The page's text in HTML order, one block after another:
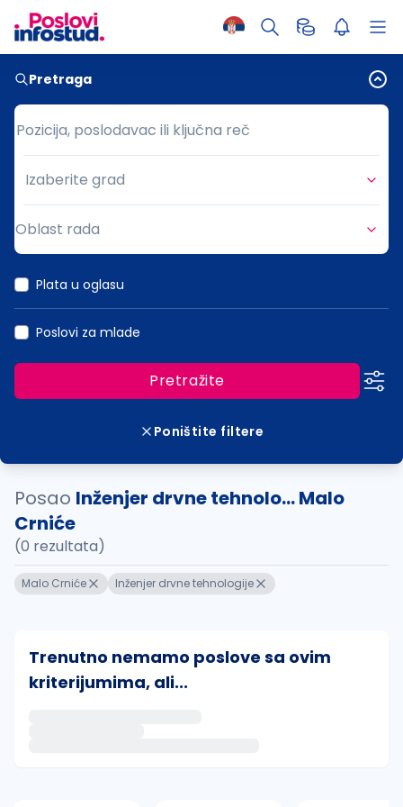
Pretraga
Pozicija, poslodavac ili ključna reč
Pozicija, poslodavac ili ključna reč
Grad
Izaberite grad
Oblast rada
Plata u oglasu
Poslovi za mlade
Pretražite
Poništite filtere
Posao Inženjer drvne tehnolo... Malo
Crniće
(0 rezultata)
Malo Crniće Inženjer drvne tehnologije
Trenutno nemamo poslove sa ovim
kriterijumima, ali...